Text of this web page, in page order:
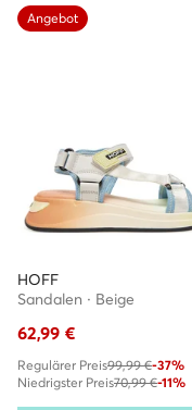
Angebot
HOFF
Sandalen · Beige
62,99 €
Regulärer Preis99,99 €-37%
Niedrigster Preis70,99 €-11%